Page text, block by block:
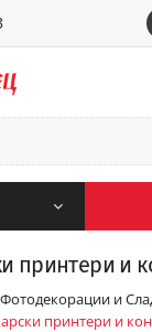
принтери и
Фотодекорации и
принтери и